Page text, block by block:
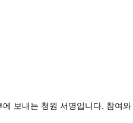
보내는 청원 서명입니다. 참여